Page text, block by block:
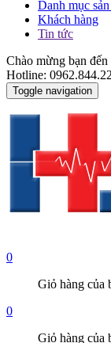
Danh mục
Khách hàng
Tin tức
Chào mừng bạn
Hotline:
Toggle navigation
0
Giỏ hàng của
0
Giỏ hàng của